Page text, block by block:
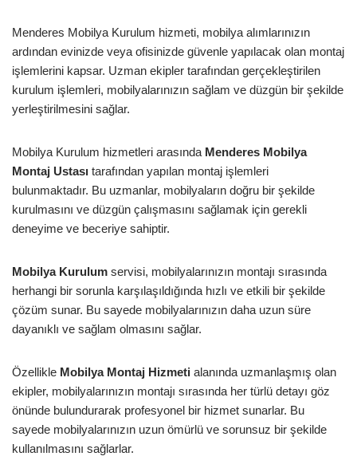
Menderes Mobilya Kurulum hizmeti, mobilya alımlarınızın
ardından evinizde veya ofisinizde güvenle yapılacak olan montaj
işlemlerini kapsar. Uzman ekipler tarafından gerçekleştirilen
kurulum işlemleri, mobilyalarınızın sağlam ve düzgün bir şekilde
yerleştirilmesini sağlar.
Mobilya Kurulum hizmetleri arasında Menderes Mobilya
Montaj Ustası tarafından yapılan montaj işlemleri
bulunmaktadır. Bu uzmanlar, mobilyaların doğru bir şekilde
kurulmasını ve düzgün çalışmasını sağlamak için gerekli
deneyime ve beceriye sahiptir.
Mobilya Kurulum servisi, mobilyalarınızın montajı sırasında
herhangi bir sorunla karşılaşıldığında hızlı ve etkili bir şekilde
çözüm sunar. Bu sayede mobilyalarınızın daha uzun süre
dayanıklı ve sağlam olmasını sağlar.
Özellikle Mobilya Montaj Hizmeti alanında uzmanlaşmış olan
ekipler, mobilyalarınızın montajı sırasında her türlü detayı göz
önünde bulundurarak profesyonel bir hizmet sunarlar. Bu
sayede mobilyalarınızın uzun ömürlü ve sorunsuz bir şekilde
kullanılmasını sağlarlar.